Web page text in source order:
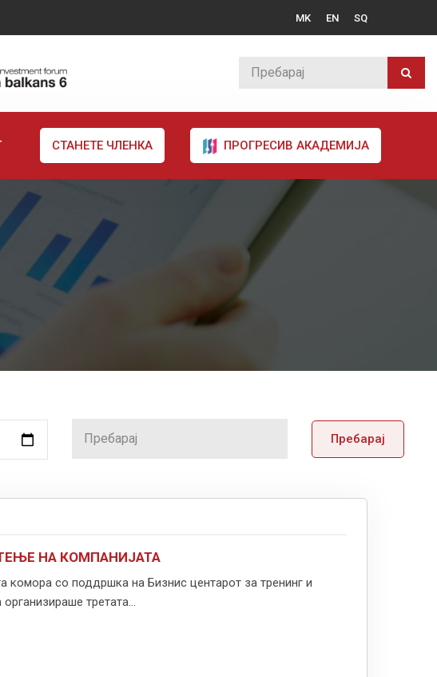
MK EN SQ
СТАНЕТЕ ЧЛЕНКА ПРОГРЕСИВ АКАДЕМИЈА
Пребарај
НА КОМПАНИЈАТА
комора со поддршка на Бизнис центарот за тренинг и
третата...